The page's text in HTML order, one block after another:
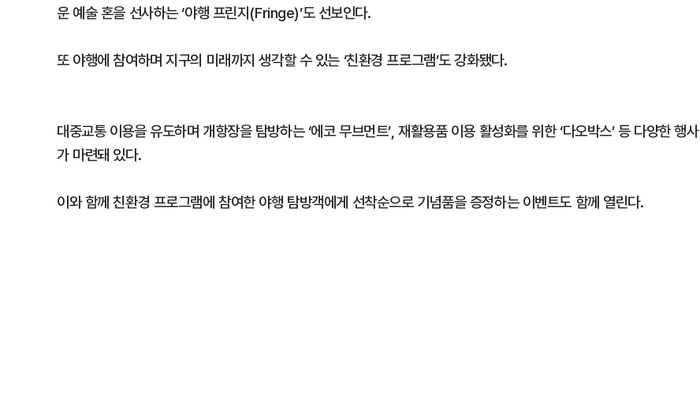
운 예술 혼을 선사하는 ‘야행 프린지(Fringe)’도 선보인다.
또 야행에 참여하며 지구의 미래까지 생각할 수 있는 ‘친환경 프로그램’도 강화됐다.
대중교통 이용을 유도하며 개항장을 탐방하는 ‘에코 무브먼트’, 재활용품 이용 활성화를 위한 ‘다오박스’ 등 다양한 행사
가 마련돼 있다.
이와 함께 친환경 프로그램에 참여한 야행 탐방객에게 선착순으로 기념품을 증정하는 이벤트도 함께 열린다.